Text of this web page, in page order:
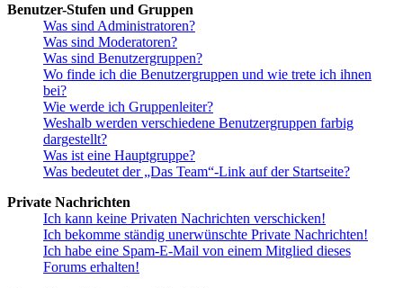
Benutzer-Stufen und Gruppen
Was sind Administratoren?
Was sind Moderatoren?
Was sind Benutzergruppen?
Wo finde ich die Benutzergruppen und wie trete ich ihnen
bei?
Wie werde ich Gruppenleiter?
Weshalb werden verschiedene Benutzergruppen farbig
dargestellt?
Was ist eine Hauptgruppe?
Was bedeutet der „Das Team“-Link auf der Startseite?
Private Nachrichten
Ich kann keine Privaten Nachrichten verschicken!
Ich bekomme ständig unerwünschte Private Nachrichten!
Ich habe eine Spam-E-Mail von einem Mitglied dieses
Forums erhalten!